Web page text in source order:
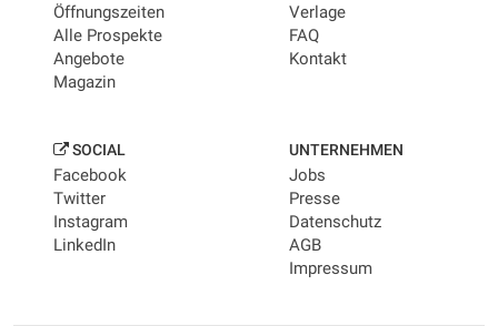
Öffnungszeiten
Alle Prospekte
Angebote
Magazin
Verlage
FAQ
Kontakt
SOCIAL
Facebook
Twitter
Instagram
LinkedIn
UNTERNEHMEN
Jobs
Presse
Datenschutz
AGB
Impressum